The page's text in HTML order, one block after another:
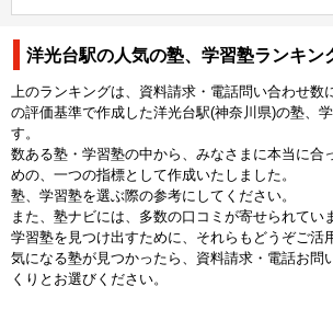
洋光台駅の人気の塾、学習塾ランキン
上のランキングは、資料請求・電話問い合わせ数
の評価基準で作成した洋光台駅(神奈川県)の塾、
す。
数ある塾・学習塾の中から、みなさまに本当に合
めの、一つの指標として作成いたしました。
塾、学習塾を選ぶ際の参考にしてください。
また、塾ナビには、多数の口コミが寄せられてい
学習塾を見つけ出すために、それらもどうぞご活
気になる塾が見つかったら、資料請求・電話お問
くりとお選びください。